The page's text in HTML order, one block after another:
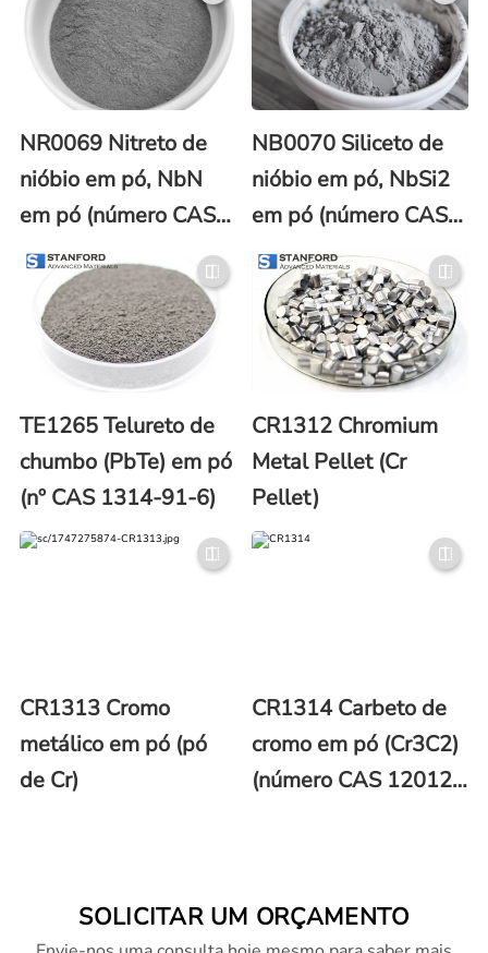
NR0069 Nitreto de
nióbio em pó, NbN
em pó (número CAS
24621-21-4)
NB0070 Siliceto de
nióbio em pó, NbSi2
em pó (número CAS
12034-80-9)
TE1265 Telureto de
chumbo (PbTe) em pó
(nº CAS 1314-91-6)
CR1312 Chromium
Metal Pellet (Cr
Pellet)
CR1313 Cromo
metálico em pó (pó
de Cr)
CR1314 Carbeto de
cromo em pó (Cr3C2)
(número CAS 12012-
SOLICITAR UM ORÇAMENTO